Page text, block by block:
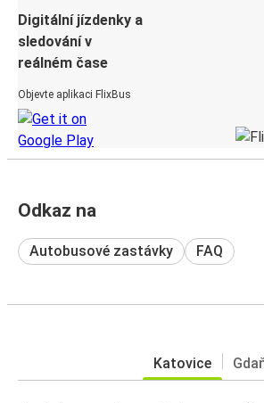
Digitální jízdenky a
sledování v
reálném čase
Objevte aplikaci FlixBus
Odkaz na
Autobusové zastávky FAQ
Katovice